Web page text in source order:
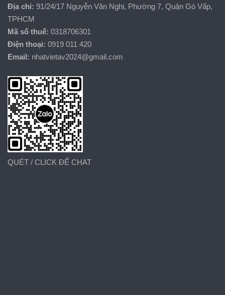
Địa chỉ: 91/24/17 Nguyễn Văn Nghi, Phường 7, Quận Gò Vấp,
TPHCM
Mã số thuế: 0318706301
Điện thoại: 0919 011 420
Email: nhatvietav2024@gmail.com
QUÉT / CLICK ĐỂ CHAT